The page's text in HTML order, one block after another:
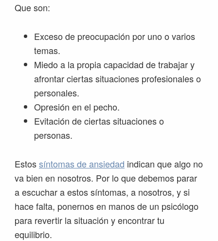
Que son:
Exceso de preocupación por uno o varios
temas.
Miedo a la propia capacidad de trabajar y
afrontar ciertas situaciones profesionales o
personales.
Opresión en el pecho.
Evitación de ciertas situaciones o
personas.
Estossíntomas de ansiedad indican que algo no
va bien en nosotros. Por lo que debemos parar
a escuchar a estos síntomas, a nosotros, y si
hace falta, ponernos en manos de un psicólogo
para revertir la situación y encontrar tu
equilibrio.